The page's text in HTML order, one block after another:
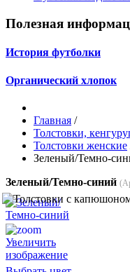
Полезная
История футболки
Органический хлопок
Главная /
Толстовки,
Толстовки женские
Зеленый/Темно-
Зеленый/Темно-синий
Увеличить
изображение